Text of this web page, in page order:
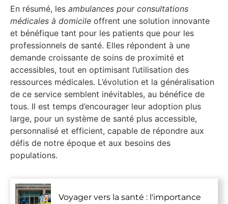
En résumé, les ambulances pour consultations
médicales à domicile offrent une solution innovante
et bénéfique tant pour les patients que pour les
professionnels de santé. Elles répondent à une
demande croissante de soins de proximité et
accessibles, tout en optimisant l’utilisation des
ressources médicales. L’évolution et la généralisation
de ce service semblent inévitables, au bénéfice de
tous. Il est temps d’encourager leur adoption plus
large, pour un système de santé plus accessible,
personnalisé et efficient, capable de répondre aux
défis de notre époque et aux besoins des
populations.
Voyager vers la santé : l'importance